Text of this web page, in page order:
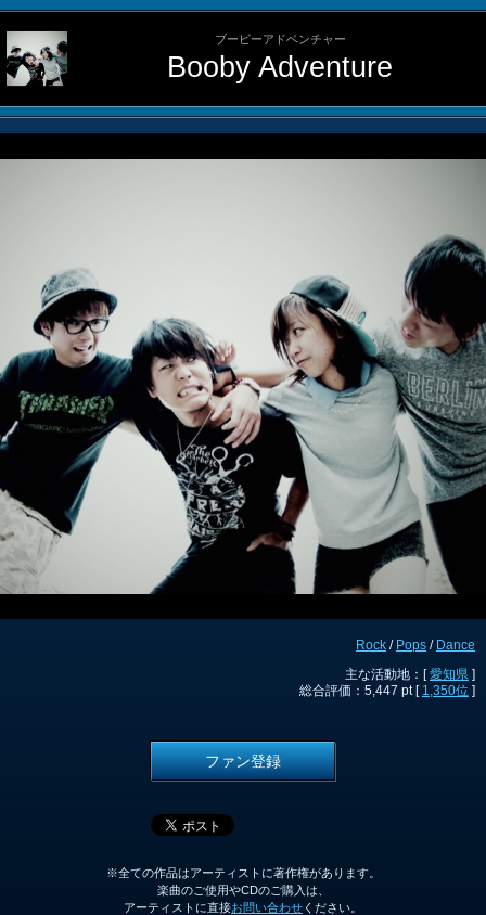
ブービーアドベンチャー
Booby Adventure
Rock / Pops / Dance
主な活動地：[愛知県 ]
総合評価：5,447 pt [ 1,350位 ]
ファン登録
※全ての作品はアーティストに著作権があります。
楽曲のご使用やCDのご購入は、
アーティストに直接お問い合わせ ください。